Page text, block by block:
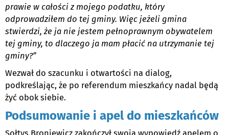
prawie w całości z mojego podatku, który
odprowadziłem do tej gminy. Więc jeżeli gmina
stwierdzi, że ja nie jestem pełnoprawnym obywatelem
tej gminy, to dlaczego ja mam płacić na utrzymanie tej
gminy?”
Wezwał do szacunku i otwartości na dialog,
podkreślając, że po referendum mieszkańcy nadal będą
żyć obok siebie.
Podsumowanie i apel do mieszkańców